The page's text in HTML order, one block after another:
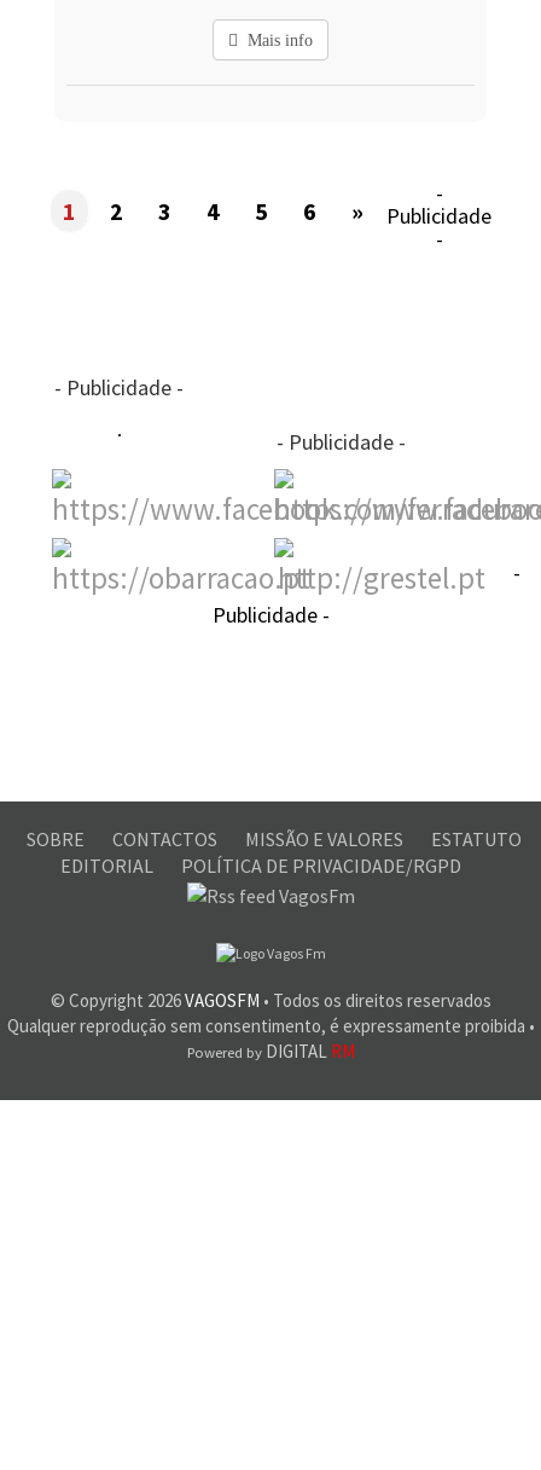
Mais info
1 2 3 4 5 6 »
-
Publicidade
-
- Publicidade -
- Publicidade -
-
Publicidade -
SOBRE CONTACTOS MISSÃO E VALORES
ESTATUTO
EDITORIAL
POLÍTICA DE PRIVACIDADE/RGPD
© Copyright 2026VAGOSFM • Todos os direitos reservados
Qualquer reprodução sem consentimento, é expressamente proibida •
Powered byDIGITAL RM